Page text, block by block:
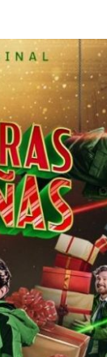
Elegir
Andrea Essus